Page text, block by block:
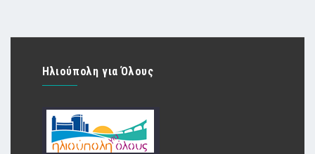
Ηλιούπολη για Όλους